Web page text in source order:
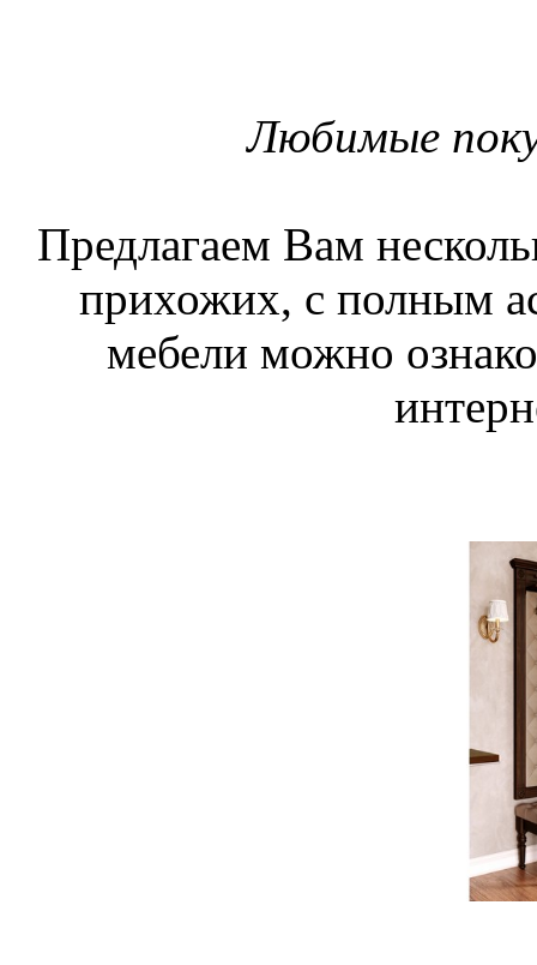
Любимые
Предлагаем Вам
прихожих, с полным
мебели можно